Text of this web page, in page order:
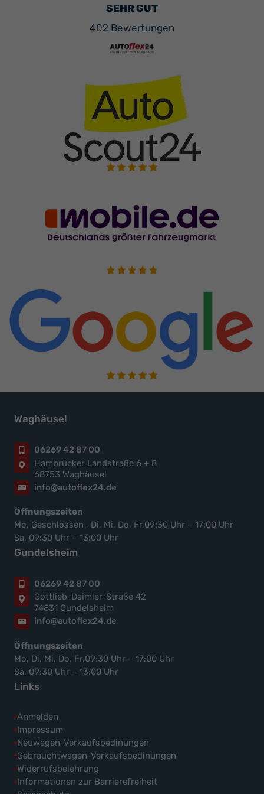
SEHR GUT
402 Bewertungen
Waghäusel
06269 42 87 00
Hambrücker Landstraße 6 + 8
68753 Waghäusel
info@autoflex24.de
Öffnungszeiten
Mo. Geschlossen , Di, Mi, Do, Fr,09:30 Uhr – 17:00 Uhr
Sa, 09:30 Uhr – 13:00 Uhr
Gundelsheim
06269 42 87 00
Gottlieb-Daimler-Straße 42
74831 Gundelsheim
info@autoflex24.de
Öffnungszeiten
Mo, Di, Mi, Do, Fr,09:30 Uhr – 17:00 Uhr
Sa, 09:30 Uhr – 13:00 Uhr
Links
Anmelden
Impressum
Neuwagen-Verkaufsbedinungen
Gebrauchtwagen-Verkaufsbedinungen
Widerrufsbelehrung
Informationen zur Barrierefreiheit